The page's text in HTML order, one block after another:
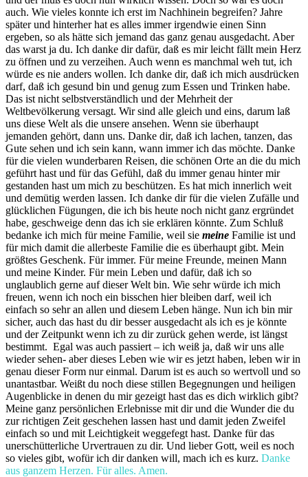
auch. Wie vieles konnte ich erst im Nachhinein begreifen? Jahre
später und hinterher hat es alles immer irgendwie einen Sinn
ergeben, so als hätte sich jemand das ganz genau ausgedacht. Aber
das warst ja du. Ich danke dir dafür, daß es mir leicht fällt mein Herz
zu öffnen und zu verzeihen. Auch wenn es manchmal weh tut, ich
würde es nie anders wollen. Ich danke dir, daß ich mich ausdrücken
darf, daß ich gesund bin und genug zum Essen und Trinken habe.
Das ist nicht selbstverständlich und der Mehrheit der
Weltbevölkerung versagt. Wir sind alle gleich und eins, darum laß
uns diese Welt als die unsere ansehen. Wenn sie überhaupt
jemanden gehört, dann uns. Danke dir, daß ich lachen, tanzen, das
Gute sehen und ich sein kann, wann immer ich das möchte. Danke
für die vielen wunderbaren Reisen, die schönen Orte an die du mich
geführt hast und für das Gefühl, daß du immer genau hinter mir
gestanden hast um mich zu beschützen. Es hat mich innerlich weit
und demütig werden lassen. Ich danke dir für die vielen Zufälle und
glücklichen Fügungen, die ich bis heute noch nicht ganz ergründet
habe, geschweige denn das ich sie erklären könnte. Zum Schluß
bedanke ich mich für meine Familie, weil sie meine Familie ist und
für mich damit die allerbeste Familie die es überhaupt gibt. Mein
größtes Geschenk. Für immer. Für meine Freunde, meinen Mann
und meine Kinder. Für mein Leben und dafür, daß ich so
unglaublich gerne auf dieser Welt bin. Wie sehr würde ich mich
freuen, wenn ich noch ein bisschen hier bleiben darf, weil ich
einfach so sehr an allen und diesem Leben hänge. Nun ich bin mir
sicher, auch das hast du dir besser ausgedacht als ich es je könnte
und der Zeitpunkt wenn ich zu dir zurück gehen werde, ist längst
bestimmt. Egal was auch passiert – ich weiß ja, daß wir uns alle
wieder sehen- aber dieses Leben wie wir es jetzt haben, leben wir in
genau dieser Form nur einmal. Darum ist es auch so wertvoll und so
unantastbar. Weißt du noch diese stillen Begegnungen und heiligen
Augenblicke in denen du mir gezeigt hast das es dich wirklich gibt?
Meine ganz persönlichen Erlebnisse mit dir und die Wunder die du
zur richtigen Zeit geschehen lassen hast und damit jeden Zweifel
einfach so und mit Leichtigkeit weggefegt hast. Danke für das
unerschütterliche Urvertrauen zu dir. Und lieber Gott, weil es noch
so vieles gibt, wofür ich dir danken will, mach ich es kurz. Danke
aus ganzem Herzen. Für alles. Amen.